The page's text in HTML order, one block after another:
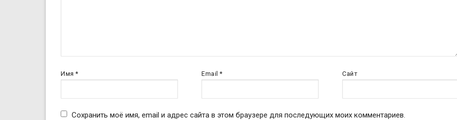
Имя* Email* Сайт
Сохранить моё имя, email и адрес сайта в этом браузере для последующих моих комментариев.